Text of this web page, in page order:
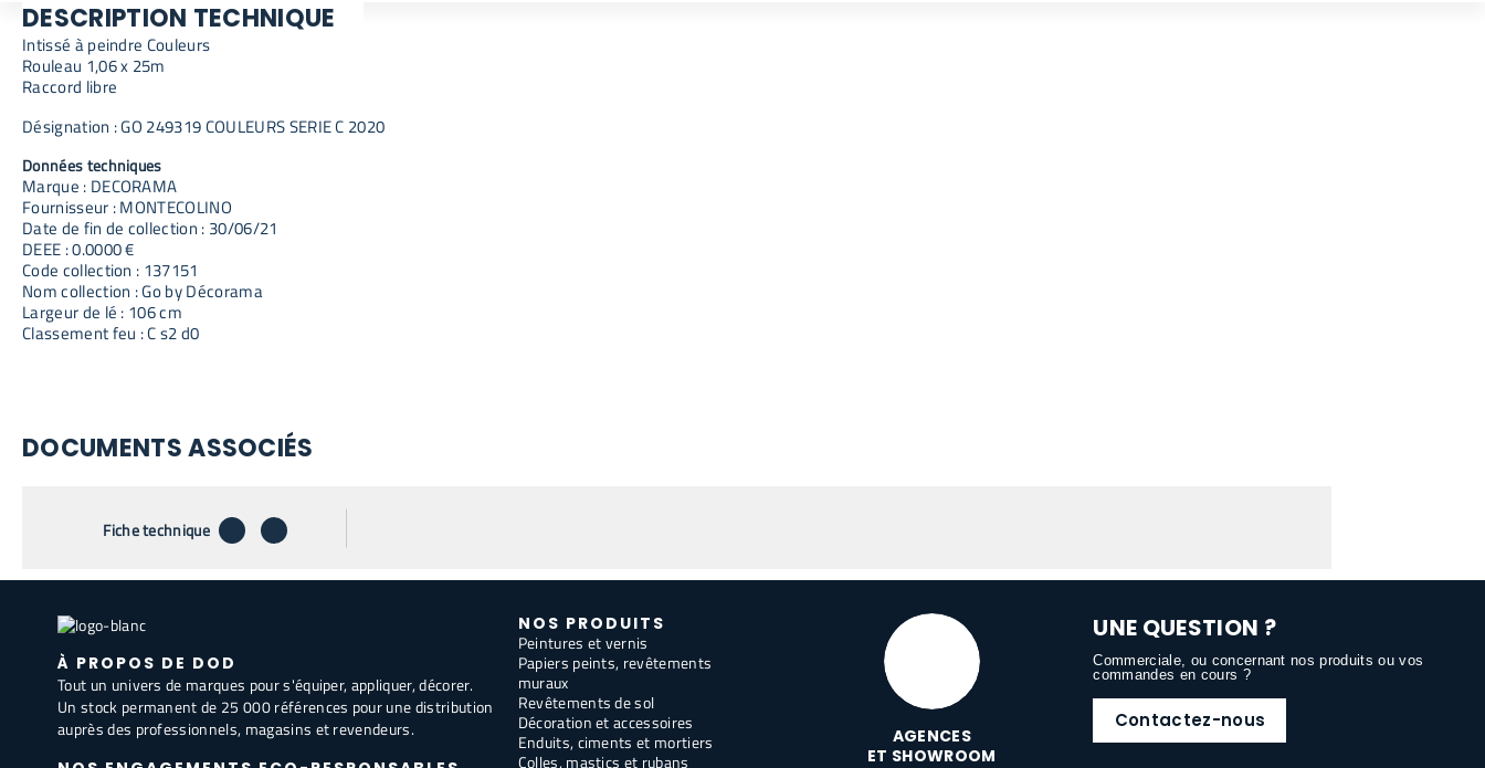
DESCRIPTION TECHNIQUE
Intissé à peindre Couleurs
Rouleau 1,06 x 25m
Raccord libre
Désignation : GO 249319 COULEURS SERIE C 2020
Données techniques
Marque : DECORAMA
Fournisseur : MONTECOLINO
Date de fin de collection : 30/06/21
DEEE : 0.0000 €
Code collection : 137151
Nom collection : Go by Décorama
Largeur de lé : 106 cm
Classement feu : C s2 d0
DOCUMENTS ASSOCIÉS
Fiche technique téléchargerenvoyer par email
À PROPOS DE DOD
Tout un univers de marques pour s'équiper, appliquer, décorer.
Un stock permanent de 25 000 références pour une distribution
auprès des professionnels, magasins et revendeurs.
NOS PRODUITS
Peintures et vernis
Papiers peints, revêtements
muraux
Revêtements de sol
Décoration et accessoires
Enduits, ciments et mortiers
Colles, mastics et rubans
AGENCES
ET SHOWROOM
UNE QUESTION ?
Commerciale, ou concernant nos produits ou vos
commandes en cours ?
Contactez-nous